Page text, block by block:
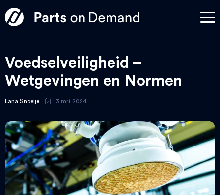
Voedselveiligheid –
Wetgevingen en Normen
Lana Snoeij 13 mrt 2024